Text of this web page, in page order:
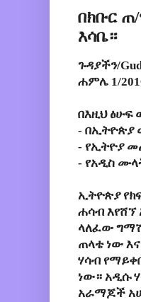
በክቡር
እሳቤ።
ጉዳያችን/
ሐምሌ 1/
በእዚህ ፅሁፍ
- በኢትዮጵያ
- የኢትዮያ
- የአዲስ
ኢትዮጵያ
ሐሳብ እየሸኘ
ላለፈው
ጠላቴ ነው
ሃሳብ
ነው። አዲሱ
አራማጆች